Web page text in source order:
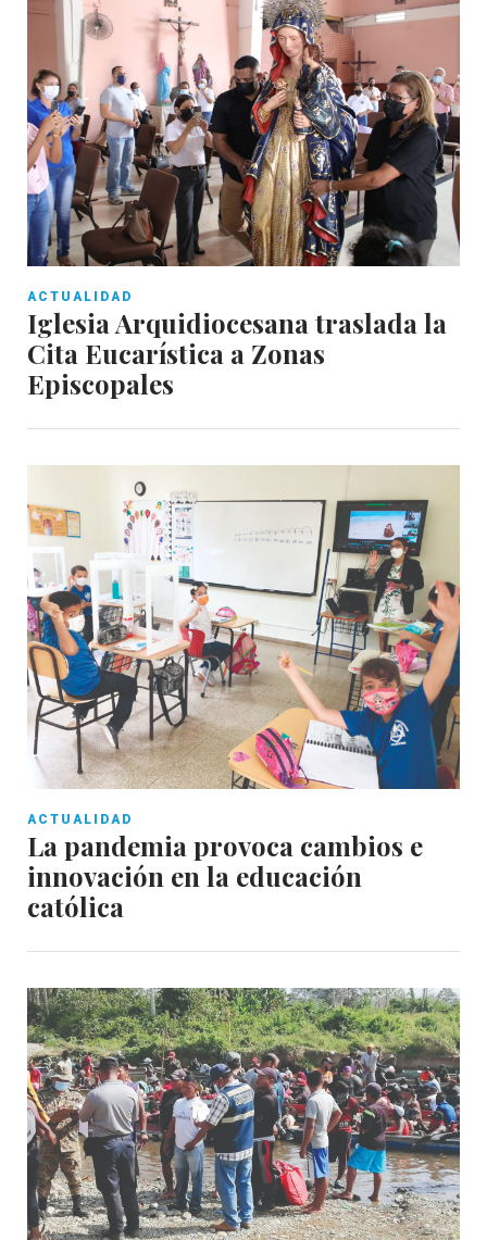
ACTUALIDAD
Iglesia Arquidiocesana traslada la
Cita Eucarística a Zonas
Episcopales
ACTUALIDAD
La pandemia provoca cambios e
innovación en la educación
católica